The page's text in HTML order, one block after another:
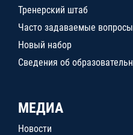
Тренерский штаб
Часто задаваемые вопросы
Новый набор
Сведения об
МЕДИА
Новости